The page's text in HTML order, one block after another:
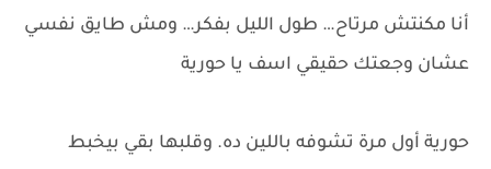
أنا مكنتش مرتاح… طول الليل بفكر… ومش طايق نفسي
عشان وجعتك حقيقي اسف يا حورية
حورية أول مرة تشوفه باللين ده. وقلبها بقي بيخبط